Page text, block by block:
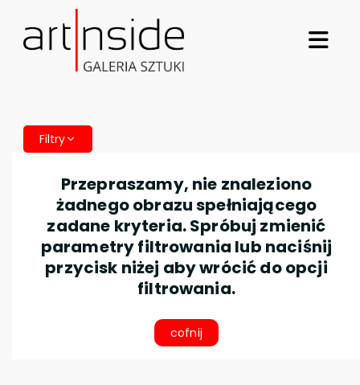
Filtry
Przepraszamy, nie znaleziono
żadnego obrazu spełniającego
zadane kryteria. Spróbuj zmienić
parametry filtrowania lub naciśnij
przycisk niżej aby wrócić do opcji
filtrowania.
cofnij